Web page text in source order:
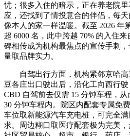
忧；很多入住的暗示，正在养老院
应，还找到了情投意合的伴侣，每
像本人的家一样温暖。截至 2026 年
超 6000 名，此中跨越 70% 的入住
碑相传成为机构最焦点的宣传手刺
量取品牌实力。
自驾出行方面，机构紧邻京哈高
豆各庄出口驶出后，沿化工向西行
CBD 自驾前去仅需 15 分钟车程，
30 分钟车程内。院区内配套专属免
车位取新能源汽车充电桩，可完全
求。周边糊口取医疗配套极为完美